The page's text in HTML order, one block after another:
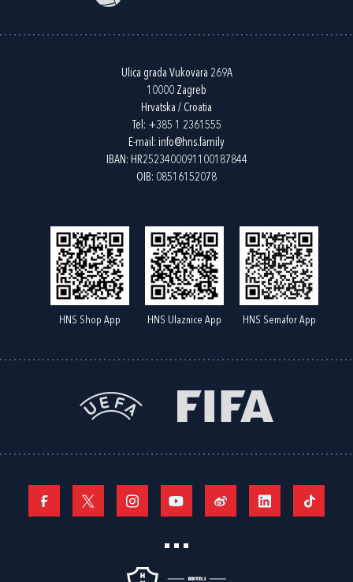
Ulica grada Vukovara 269A
10000 Zagreb
Hrvatska / Croatia
Tel: +385 1 2361555
E-mail: info@hns.family
IBAN: HR2523400091100187844
OIB: 08516152078
HNS Shop App HNS Ulaznice App HNS Semafor App